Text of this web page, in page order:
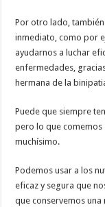
Por otro lado,
inmediato, como por
ayudarnos a luchar
enfermedades,
hermana de la
Puede que siempre
pero lo que comemos
muchísimo.
Podemos usar a los
eficaz y segura que
que conservemos una